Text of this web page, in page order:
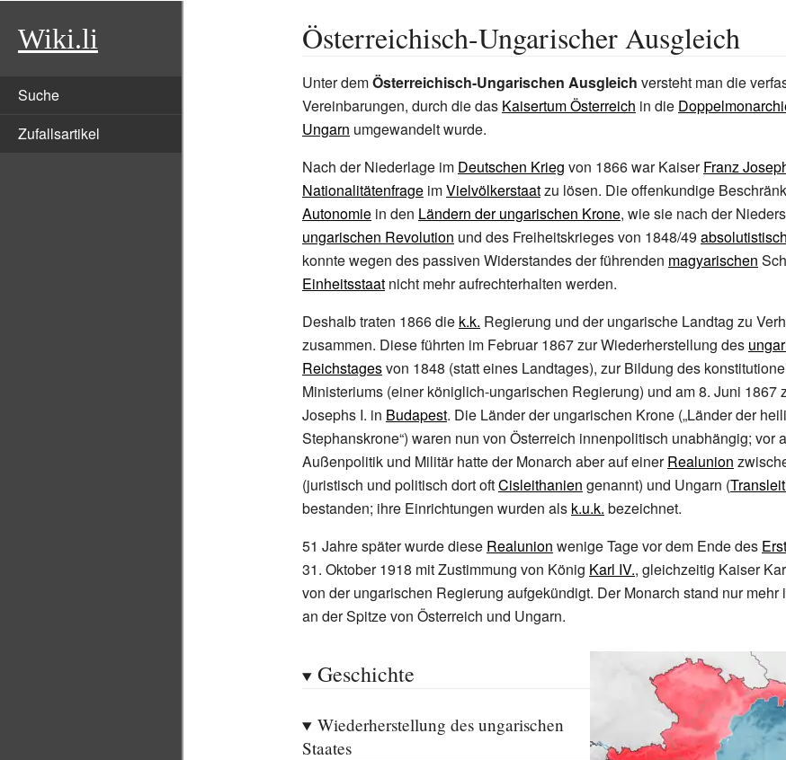
Wiki.li
Suche
Zufallsartikel
Österreichisch-Ungarischer Ausgleich
Unter demÖsterreichisch-Ungarischen Ausgleich versteht man die
Vereinbarungen, durch die das Kaisertum Österreich in die
Ungarn umgewandelt wurde.
Nach der Niederlage im Deutschen Krieg von 1866 war KaiserFranz
Nationalitätenfrage imVielvölkerstaatzu lösen. Die offenkundige
Autonomie in den Ländern der ungarischen Krone, wie sie nach der
ungarischen Revolution und des Freiheitskrieges von 1848/49 absolutistisch
konnte wegen des passiven Widerstandes der führenden magyarischen
Einheitsstaat nicht mehr aufrechterhalten werden.
Deshalb traten 1866 die k.k. Regierung und der ungarische Landtag zu
zusammen. Diese führten im Februar 1867 zur Wiederherstellung des
Reichstagesvon 1848 (statt eines Landtages), zur Bildung des
Ministeriums (einer königlich-ungarischen Regierung) und am 8. Juni 1867
Josephs I. in Budapest. Die Länder der ungarischen Krone („Länder der
Stephanskrone“) waren nun von Österreich innenpolitisch unabhängig; vor
Außenpolitik und Militär hatte der Monarch aber auf einerRealunion
(juristisch und politisch dort oftCisleithanien genannt) und Ungarn (
bestanden; ihre Einrichtungen wurden als k.u.k. bezeichnet.
51 Jahre später wurde diese Realunion wenige Tage vor dem Ende des
31. Oktober 1918 mit Zustimmung von König Karl IV., gleichzeitig Kaiser
von der ungarischen Regierung aufgekündigt. Der Monarch stand nur mehr
an der Spitze von Österreich und Ungarn.
Geschichte
Wiederherstellung des ungarischen
Staates